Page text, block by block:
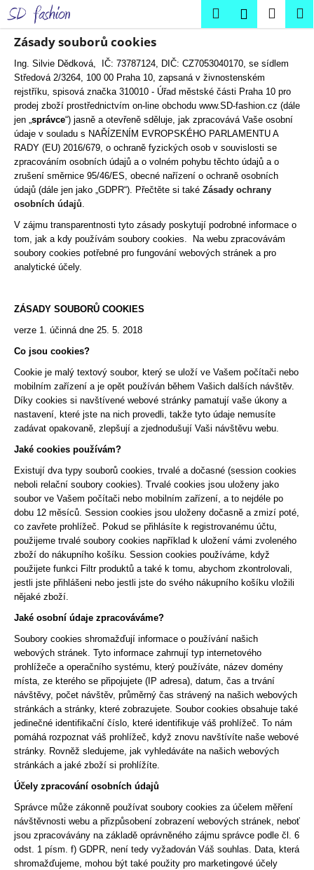
Přejít
na
obsah
HledatPřihlášení
Zásady souborů cookies
Ing. Silvie Dědková, IČ: 73787124, DIČ: CZ7053040170, se sídlem
Středová 2/3264, 100 00 Praha 10, zapsaná v živnostenském
rejstříku, spisová značka 310010 - Úřad městské části Praha 10 pro
prodej zboží prostřednictvím on-line obchodu www.SD-fashion.cz (dále
jen „správce“) jasně a otevřeně sděluje, jak zpracovává Vaše osobní
údaje v souladu s NAŘÍZENÍM EVROPSKÉHO PARLAMENTU A
RADY (EU) 2016/679, o ochraně fyzických osob v souvislosti se
zpracováním osobních údajů a o volném pohybu těchto údajů a o
zrušení směrnice 95/46/ES, obecné nařízení o ochraně osobních
údajů (dále jen jako „GDPR“). Přečtěte si také Zásady ochrany
osobních údajů.
V zájmu transparentnosti tyto zásady poskytují podrobné informace o
tom, jak a kdy používám soubory cookies. Na webu zpracovávám
soubory cookies potřebné pro fungování webových stránek a pro
analytické účely.
ZÁSADY SOUBORŮ COOKIES
verze 1. účinná dne 25. 5. 2018
Co jsou cookies?
Cookie je malý textový soubor, který se uloží ve Vašem počítači nebo
mobilním zařízení a je opět používán během Vašich dalších návštěv.
Díky cookies si navštívené webové stránky pamatují vaše úkony a
nastavení, které jste na nich provedli, takže tyto údaje nemusíte
zadávat opakovaně, zlepšují a zjednodušují Vaši návštěvu webu.
Jaké cookies používám?
Existují dva typy souborů cookies, trvalé a dočasné (session cookies
neboli relační soubory cookies). Trvalé cookies jsou uloženy jako
soubor ve Vašem počítači nebo mobilním zařízení, a to nejdéle po
dobu 12 měsíců. Session cookies jsou uloženy dočasně a zmizí poté,
co zavřete prohlížeč. Pokud se přihlásíte k registrovanému účtu,
použijeme trvalé soubory cookies například k uložení vámi zvoleného
zboží do nákupního košíku. Session cookies používáme, když
použijete funkci Filtr produktů a také k tomu, abychom zkontrolovali,
jestli jste přihlášeni nebo jestli jste do svého nákupního košíku vložili
nějaké zboží.
Jaké osobní údaje zpracováváme?
Soubory cookies shromažďují informace o používání našich
webových stránek. Tyto informace zahrnují typ internetového
prohlížeče a operačního systému, který používáte, název domény
místa, ze kterého se připojujete (IP adresa), datum, čas a trvání
návštěvy, počet návštěv, průměrný čas strávený na našich webových
stránkách a stránky, které zobrazujete. Soubor cookies obsahuje také
jedinečné identifikační číslo, které identifikuje váš prohlížeč. To nám
pomáhá rozpoznat váš prohlížeč, když znovu navštívíte naše webové
stránky. Rovněž sledujeme, jak vyhledáváte na našich webových
stránkách a jaké zboží si prohlížíte.
Účely zpracování osobních údajů
Správce může zákonně používat soubory cookies za účelem měření
návštěvnosti webu a přizpůsobení zobrazení webových stránek, neboť
jsou zpracovávány na základě oprávněného zájmu správce podle čl. 6
odst. 1 písm. f) GDPR, není tedy vyžadován Váš souhlas. Data, která
shromažďujeme, mohou být také použity pro marketingové účely
K
o Zpět
Zpět
C
o
p
o
t
ř
e
b
u
j
e
t
n
a
j
í
t
?
HLEDAT
D
o
p
o
r
u
č
u
j
e
m
e